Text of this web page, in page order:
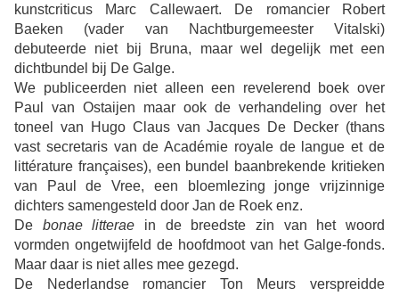
kunstcriticus Marc Callewaert. De romancier Robert
Baeken (vader van Nachtburgemeester Vitalski)
debuteerde niet bij Bruna, maar wel degelijk met een
dichtbundel bij De Galge.
We publiceerden niet alleen een revelerend boek over
Paul van Ostaijen maar ook de verhandeling over het
toneel van Hugo Claus van Jacques De Decker (thans
vast secretaris van de Académie royale de langue et de
littérature françaises), een bundel baanbrekende kritieken
van Paul de Vree, een bloemlezing jonge vrijzinnige
dichters samengesteld door Jan de Roek enz.
De bonae litterae in de breedste zin van het woord
vormden ongetwijfeld de hoofdmoot van het Galge-fonds.
Maar daar is niet alles mee gezegd.
De Nederlandse romancier Ton Meurs verspreidde